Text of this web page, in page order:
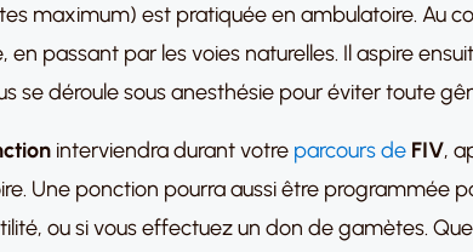
maximum) est pratiquée en ambulatoire. Au
en passant par les voies naturelles. Il aspire
se déroule sous anesthésie pour éviter toute
interviendra durant votre parcours de FIV,
Une ponction pourra aussi être programmée
ou si vous effectuez un don de gamètes.